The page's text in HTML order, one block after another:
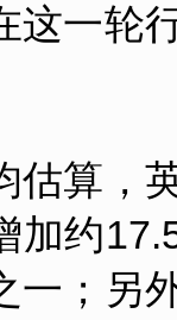
这一轮
估算，
加约
一；另